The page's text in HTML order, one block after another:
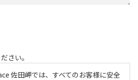
さい。
佐田岬では、すべてのお客様に安全